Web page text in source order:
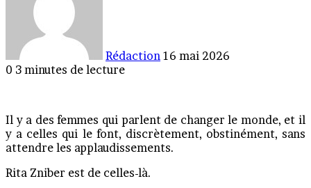
Rédaction 16 mai 2026
0 3 minutes de lecture
Il y a des femmes qui parlent de changer le monde, et il
y a celles qui le font, discrètement, obstinément, sans
attendre les applaudissements.
Rita Zniber est de celles-là.